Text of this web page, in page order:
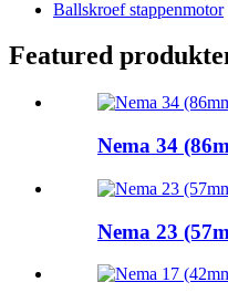
Ballskroef stappenmotor
Featured
Nema 34
Nema 23